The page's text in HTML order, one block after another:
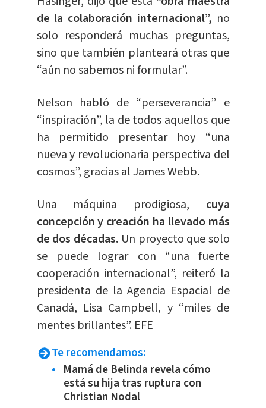
de la colaboración internacional”, no
solo responderá muchas preguntas,
sino que también planteará otras que
“aún no sabemos ni formular”.
Nelson habló de “perseverancia” e
“inspiración”, la de todos aquellos que
ha permitido presentar hoy “una
nueva y revolucionaria perspectiva del
cosmos”, gracias al James Webb.
Una máquina prodigiosa, cuya
concepción y creación ha llevado más
de dos décadas. Un proyecto que solo
se puede lograr con “una fuerte
cooperación internacional”, reiteró la
presidenta de la Agencia Espacial de
Canadá, Lisa Campbell, y “miles de
mentes brillantes”. EFE
Te recomendamos:
Mamá de Belinda revela cómo
está su hija tras ruptura con
Christian Nodal